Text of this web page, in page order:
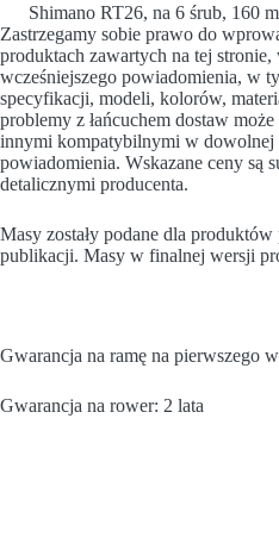
Shimano RT26, na 6 śrub, 160
Zastrzegamy sobie prawo do
produktach zawartych na tej
wcześniejszego powiadomienia, w
specyfikacji, modeli, kolorów,
problemy z łańcuchem dostaw
innymi kompatybilnymi w dowolnej
powiadomienia. Wskazane ceny są
detalicznymi producenta.
Masy zostały podane dla
publikacji. Masy w finalnej wersji
Gwarancja na ramę na pierwszego
Gwarancja na rower: 2 lata